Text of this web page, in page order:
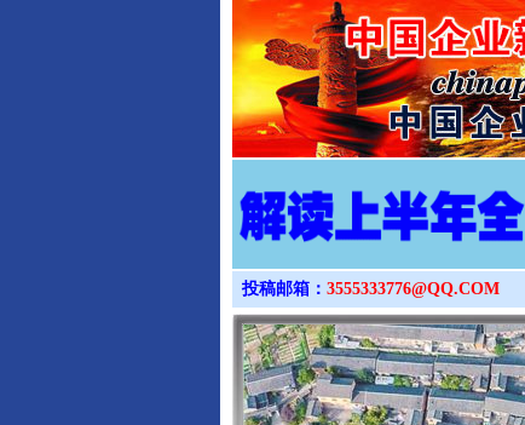
投稿邮箱： 3555333776@QQ.COM